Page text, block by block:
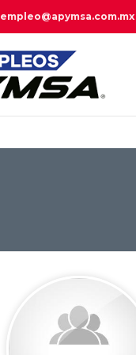
empleo@apymsa.com.mx